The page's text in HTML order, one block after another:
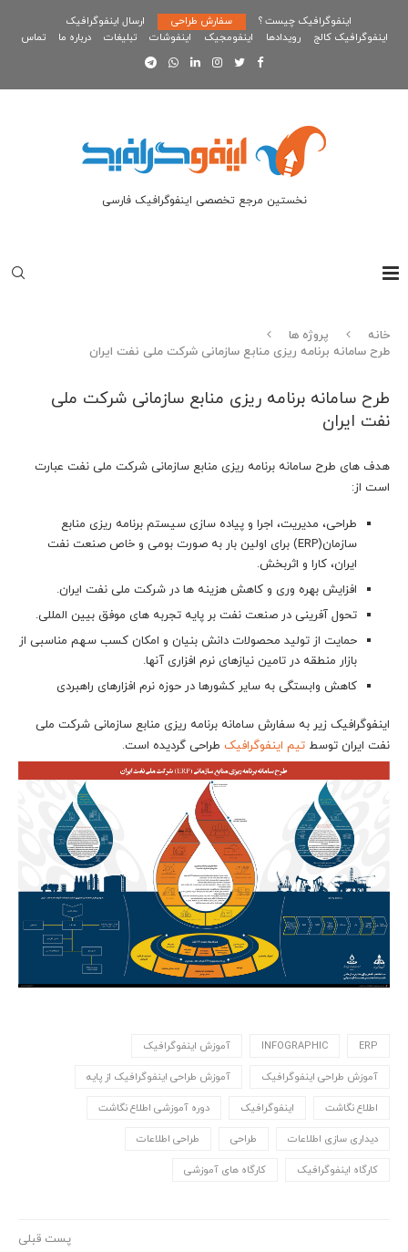
اینفوگرافیک چیست ؟ سفارش طراحی
ارسال اینفوگرافیک
اینفوگرافیک کالج
رویدادها اینفومجیک اینفوشات تبلیغات درباره ما تماس
نخستین مرجع تخصصی اینفوگرافیک فارسی
خانه
پروژه ها
طرح سامانه برنامه ریزی منابع سازمانی شرکت ملی نفت ایران
طرح سامانه برنامه ریزی منابع سازمانی شرکت ملی
نفت ایران
هدف های طرح سامانه برنامه ریزی منابع سازمانی شرکت ملی نفت عبارت
است از:
طراحی، مدیریت، اجرا و پیاده سازی سیستم برنامه ریزی منابع
سازمان(ERP) برای اولین بار به صورت بومی و خاص صنعت نفت
ایران، کارا و اثربخش.
افزایش بهره وری و کاهش هزینه ها در شرکت ملی نفت ایران.
تحول آفرینی در صنعت نفت بر پایه تجربه های موفق بیین المللی.
حمایت از تولید محصولات دانش بنیان و امکان کسب سهم مناسبی از
بازار منطقه در تامین نیازهای نرم افزاری آنها.
کاهش وابستگی به سایر کشورها در حوزه نرم افزارهای راهبردی
اینفوگرافیک زیر به سفارش سامانه برنامه ریزی منابع سازمانی شرکت ملی
نفت ایران توسط تیم اینفوگرافیک طراحی گردیده است.
ERP
INFOGRAPHIC آموزش اینفوگرافیک
آموزش طراحی اینفوگرافیک آموزش طراحی اینفوگرافیک از پایه
اطلاع نگاشت اینفوگرافیک دوره آموزشی اطلاع نگاشت
دیداری سازی اطلاعات طراحی طراحی اطلاعات
کارگاه اینفوگرافیک کارگاه های آموزشی
پست قبلی